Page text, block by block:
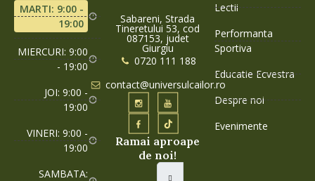
MARTI: 9:00 -
19:00
MIERCURI: 9:00
- 19:00
JOI: 9:00 -
19:00
VINERI: 9:00 -
19:00
SAMBATA:
Sabareni, Strada
Tineretului 53, cod
087153, judet
Giurgiu
0720 111 188
contact@universulcailor.ro
Ramai aproape
de noi!
Lectii
Performanta
Sportiva
Educatie Ecvestra
Despre noi
Evenimente